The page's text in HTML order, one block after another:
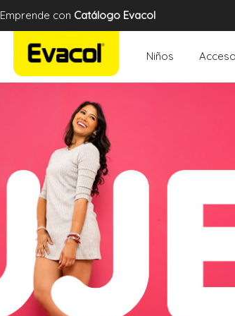
Emprende con Catálogo Evacol
Niños